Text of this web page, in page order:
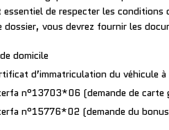
de respecter les conditions
vous devrez fournir les
domicile
d’immatriculation du véhicule
n°13703*06 (demande de carte
n°15776*02 (demande du